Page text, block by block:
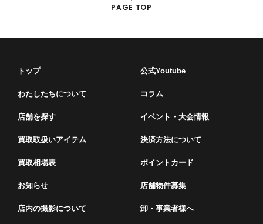
PAGE TOP
トップ
わたしたちについて
店舗を探す
買取取扱いアイテム
買取相場表
お知らせ
店内の撮影について
公式Youtube
コラム
イベント・⼤会情報
決済方法について
ポイントカード
店舗物件募集
卸・事業者様へ